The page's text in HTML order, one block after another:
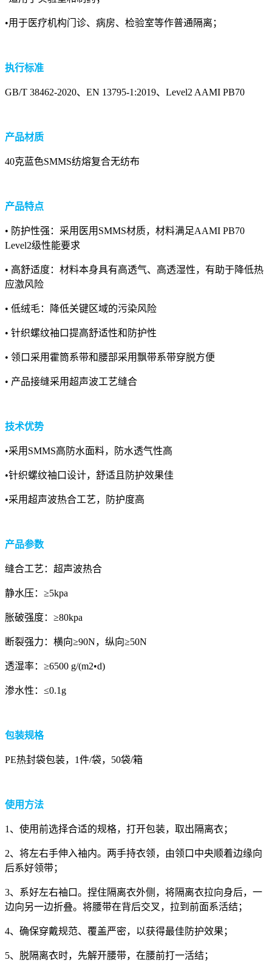
•用于医疗机构门诊、病房、检验室等作普通隔离；
执行标准
GB/T 38462-2020、EN 13795-1:2019、Level2 AAMI PB70
产品材质
40克蓝色SMMS纺熔复合无纺布
产品特点
• 防护性强：采用医用SMMS材质，材料满足AAMI PB70
Level2级性能要求
• 高舒适度：材料本身具有高透气、高透湿性，有助于降低热
应激风险
• 低绒毛：降低关键区域的污染风险
• 针织螺纹袖口提高舒适性和防护性
• 领口采用霍筒系带和腰部采用飘带系带穿脱方便
• 产品接缝采用超声波工艺缝合
技术优势
•采用SMMS高防水面料，防水透气性高
•针织螺纹袖口设计，舒适且防护效果佳
•采用超声波热合工艺，防护度高
产品参数
缝合工艺：超声波热合
静水压：≥5kpa
胀破强度：≥80kpa
断裂强力：横向≥90N，纵向≥50N
透湿率：≥6500 g/(m2•d)
渗水性：≤0.1g
包装规格
PE热封袋包装，1件/袋，50袋/箱
使用方法
1、使用前选择合适的规格，打开包装，取出隔离衣；
2、将左右手伸入袖内。两手持衣领，由领口中央顺着边缘向
后系好领带；
3、系好左右袖口。捏住隔离衣外侧，将隔离衣拉向身后，一
边向另一边折叠。将腰带在背后交叉，拉到前面系活结；
4、确保穿戴规范、覆盖严密，以获得最佳防护效果；
5、脱隔离衣时，先解开腰带，在腰前打一活结；